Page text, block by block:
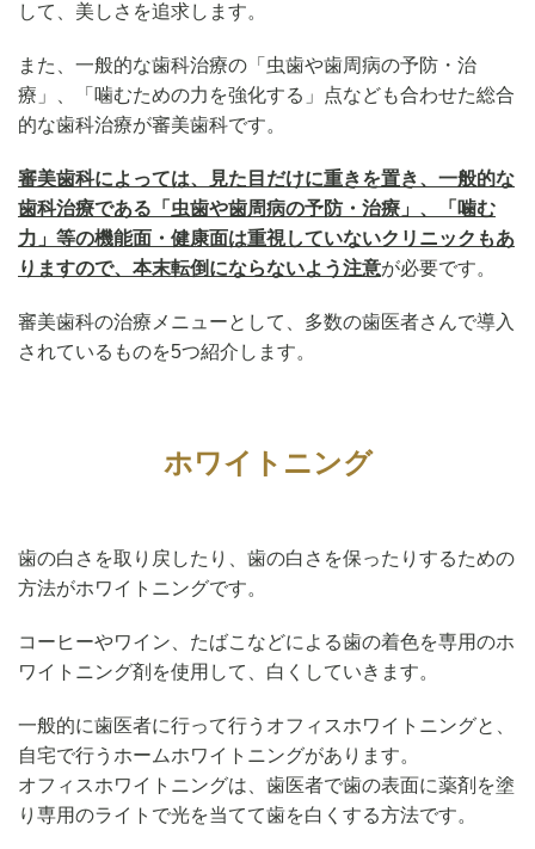
して、美しさを追求します。
また、一般的な歯科治療の「虫歯や歯周病の予防・治
療」、「噛むための力を強化する」点なども合わせた総合
的な歯科治療が審美歯科です。
審美歯科によっては、見た目だけに重きを置き、一般的な
歯科治療である「虫歯や歯周病の予防・治療」、「噛む
力」等の機能面・健康面は重視していないクリニックもあ
りますので、本末転倒にならないよう注意が必要です。
審美歯科の治療メニューとして、多数の歯医者さんで導入
されているものを5つ紹介します。
ホワイトニング
歯の白さを取り戻したり、歯の白さを保ったりするための
方法がホワイトニングです。
コーヒーやワイン、たばこなどによる歯の着色を専用のホ
ワイトニング剤を使用して、白くしていきます。
一般的に歯医者に行って行うオフィスホワイトニングと、
自宅で行うホームホワイトニングがあります。
オフィスホワイトニングは、歯医者で歯の表面に薬剤を塗
り専用のライトで光を当てて歯を白くする方法です。